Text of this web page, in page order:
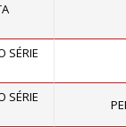
SÉRIE
SÉRIE